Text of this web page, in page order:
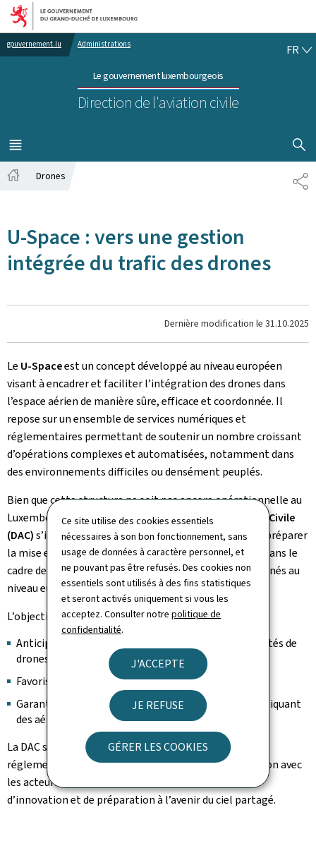
Ce site utilise des cookies essentiels
nécessaires à son bon fonctionnement, sans
usage de données à caractère personnel, et
ne pouvant pas être refusés. Des cookies non
essentiels sont utilisés à des fins statistiques
et seront activés uniquement si vous les
acceptez. Consulter notrepolitique de
confidentialité.
J'ACCEPTE
JE REFUSE
GÉRER LES COOKIES
Aller au menu principal
Aller au contenu
gouvernement.lu Administrations
Le gouvernement luxembourgeois
Direction de l'aviation civile
FR
MENU
PRINCIPAL
Drones
U-Space : vers une gestion
intégrée du trafic des drones
Dernière modification le 31.10.2025
Le U-Spaceest un concept développé au niveau européen
visant à encadrer et faciliter l’intégration des drones dans
l’espace aérien de manière sûre, efficace et coordonnée. Il
repose sur un ensemble de services numériques et
réglementaires permettant de soutenir un nombre croissant
d’opérations complexes et automatisées, notamment dans
des environnements difficiles ou densément peuplés.
Bien que cette structure ne soit pas encore opérationnelle au
Luxembourg (ou en Europe), laDirection de l’Aviation Civile
(DAC)s’inscrit dans une démarche proactive en vue de préparer
la mise en œuvre du U-Space. Cette initiative s’inscrit dans le
cadre des évolutions et des travaux réglementaires menés au
niveau européen.
L’objectif est de :
Anticiper les besoins liés à l’augmentation des activités de
drones.
Favoriser le développement de services innovants.
Garantir la sécurité et la fluidité du trafic aérien impliquant
des aéronefs sans équipage.
La DAC suit de près les développements techniques et
réglementaires en matière de U-Space, en collaboration avec
les acteurs nationaux et européens, dans une logique
d’innovation et de préparation à l’avenir du ciel partagé.